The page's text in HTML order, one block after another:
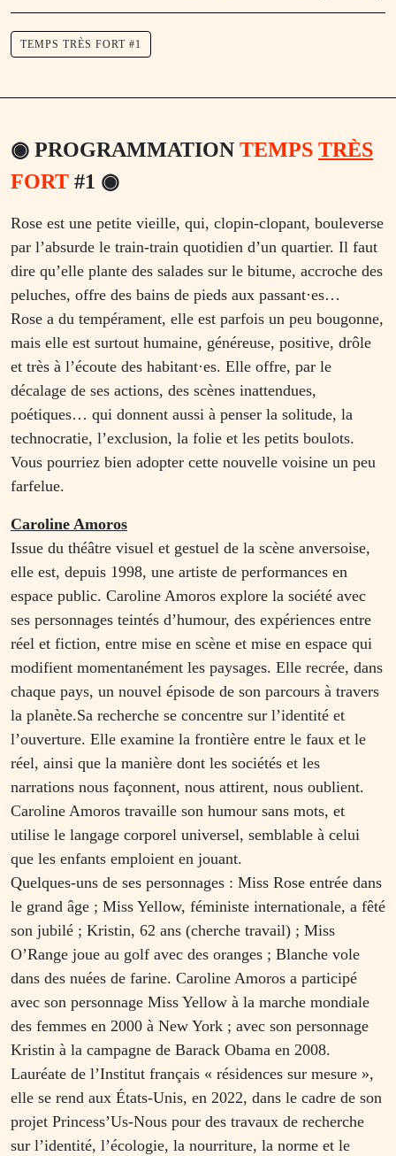
TEMPS TRÈS FORT #1
◉ PROGRAMMATION TEMPS TRÈS
FORT #1 ◉
Rose est une petite vieille, qui, clopin-clopant, bouleverse
par l’absurde le train-train quotidien d’un quartier. Il faut
dire qu’elle plante des salades sur le bitume, accroche des
peluches, offre des bains de pieds aux passant·es…
Rose a du tempérament, elle est parfois un peu bougonne,
mais elle est surtout humaine, généreuse, positive, drôle
et très à l’écoute des habitant·es. Elle offre, par le
décalage de ses actions, des scènes inattendues,
poétiques… qui donnent aussi à penser la solitude, la
technocratie, l’exclusion, la folie et les petits boulots.
Vous pourriez bien adopter cette nouvelle voisine un peu
farfelue.
Caroline Amoros
Issue du théâtre visuel et gestuel de la scène anversoise,
elle est, depuis 1998, une artiste de performances en
espace public. Caroline Amoros explore la société avec
ses personnages teintés d’humour, des expériences entre
réel et fiction, entre mise en scène et mise en espace qui
modifient momentanément les paysages. Elle recrée, dans
chaque pays, un nouvel épisode de son parcours à travers
la planète.Sa recherche se concentre sur l’identité et
l’ouverture. Elle examine la frontière entre le faux et le
réel, ainsi que la manière dont les sociétés et les
narrations nous façonnent, nous attirent, nous oublient.
Caroline Amoros travaille son humour sans mots, et
utilise le langage corporel universel, semblable à celui
que les enfants emploient en jouant.
Quelques-uns de ses personnages : Miss Rose entrée dans
le grand âge ; Miss Yellow, féministe internationale, a fêté
son jubilé ; Kristin, 62 ans (cherche travail) ; Miss
O’Range joue au golf avec des oranges ; Blanche vole
dans des nuées de farine. Caroline Amoros a participé
avec son personnage Miss Yellow à la marche mondiale
des femmes en 2000 à New York ; avec son personnage
Kristin à la campagne de Barack Obama en 2008.
Lauréate de l’Institut français « résidences sur mesure »,
elle se rend aux États-Unis, en 2022, dans le cadre de son
projet Princess’Us-Nous pour des travaux de recherche
sur l’identité, l’écologie, la nourriture, la norme et le